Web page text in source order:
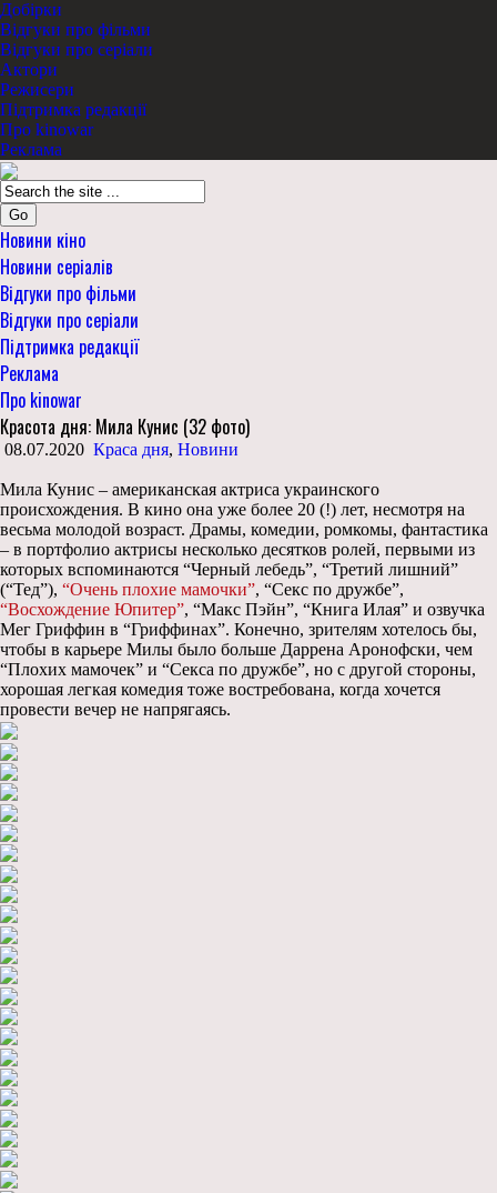
Добірки
Відгуки про фільми
Відгуки про серіали
Актори
Режисери
Підтримка редакції
Про kinowar
Реклама
Go
Новини кіно
Новини серіалів
Відгуки про фільми
Відгуки про серіали
Підтримка редакції
Реклама
Про kinowar
Красота дня: Мила Кунис (32 фото)
08.07.2020 Краса дня, Новини
Мила Кунис – американская актриса украинского
происхождения. В кино она уже более 20 (!) лет, несмотря на
весьма молодой возраст. Драмы, комедии, ромкомы, фантастика
– в портфолио актрисы несколько десятков ролей, первыми из
которых вспоминаются “Черный лебедь”, “Третий лишний”
(“Тед”), “Очень плохие мамочки”, “Секс по дружбе”,
“Восхождение Юпитер”, “Макс Пэйн”, “Книга Илая” и озвучка
Мег Гриффин в “Гриффинах”. Конечно, зрителям хотелось бы,
чтобы в карьере Милы было больше Даррена Аронофски, чем
“Плохих мамочек” и “Секса по дружбе”, но с другой стороны,
хорошая легкая комедия тоже востребована, когда хочется
провести вечер не напрягаясь.